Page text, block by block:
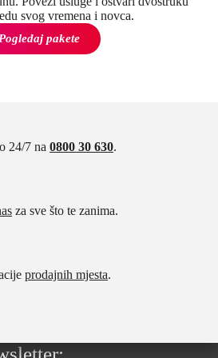
svog vremena i novca.
pakete
24/7 na 0800 30 630.
za sve što te zanima.
prodajnih mjesta.